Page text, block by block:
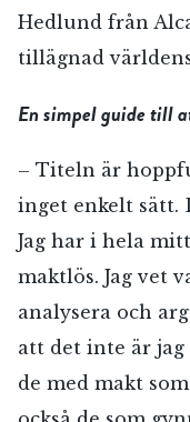
Hedlund från
tillägnad
En simpel guide till
– Titeln är
inget enkelt sätt.
Jag har i hela
maktlös. Jag vet
analysera och
att det inte är
de med makt